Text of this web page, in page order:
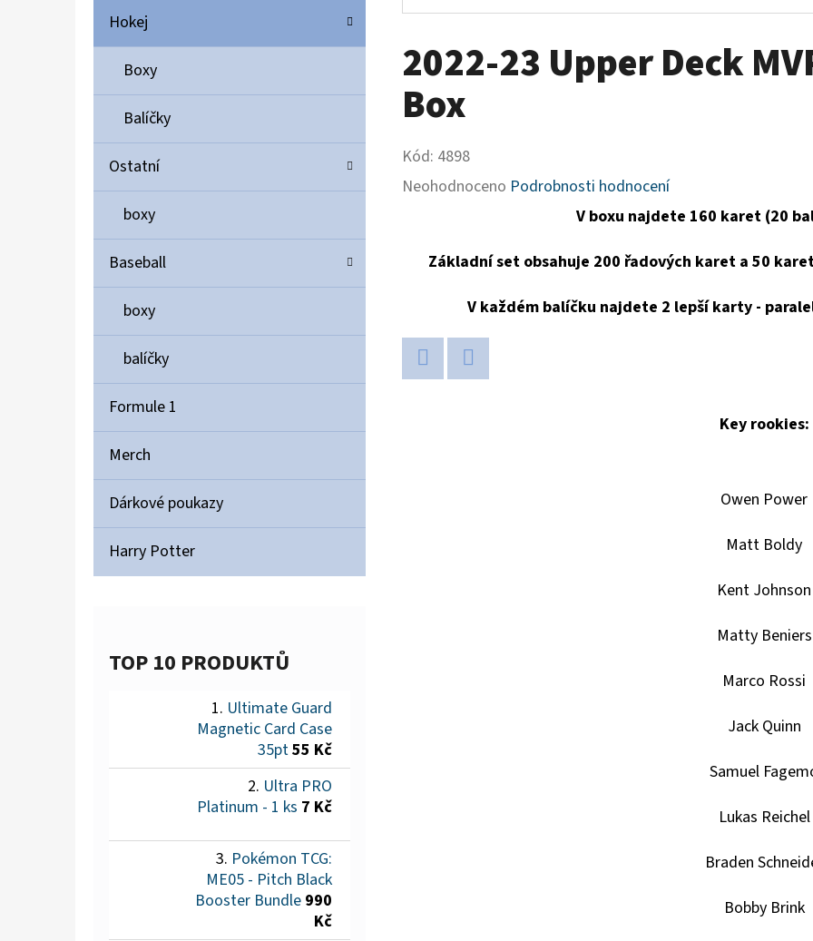
Hokej
Boxy
Balíčky
Ostatní
boxy
Baseball
boxy
balíčky
Formule 1
Merch
Dárkové poukazy
Harry Potter
TOP 10 PRODUKTŮ
Ultimate Guard
Magnetic Card Case
35pt55 Kč
Ultra PRO
Platinum - 1 ks 7 Kč
Pokémon TCG:
ME05 - Pitch Black
Booster Bundle 990
Kč
2022-23 Upper Deck
Box
Kód: 4898
Průměrné
z
Neohodnoceno Podrobnosti hodnocení
V boxu najdete 160 karet (20
Základní set obsahuje 200 řadových karet a 50
V každém balíčku najdete 2 lepší karty -
Key rookies:
Owen Power
Matt Boldy
Kent Johnson
Matty Beniers
Marco Rossi
Jack Quinn
Samuel
Lukas Reichel
Braden
Bobby Brink